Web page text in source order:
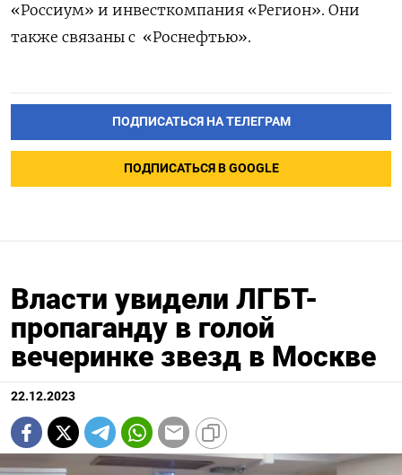
«Россиум» и инвесткомпания «Регион». Они
также связаны с «Роснефтью».
ПОДПИСАТЬСЯ НА ТЕЛЕГРАМ
ПОДПИСАТЬСЯ В GOOGLE
Власти увидели ЛГБТ-
пропаганду в голой
вечеринке звезд в Москве
22.12.2023